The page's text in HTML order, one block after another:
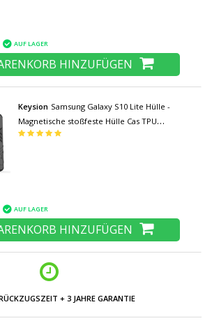
AUF LAGER
HINZUFÜGEN
Keysion Samsung Galaxy S10 Lite Hülle -
Magnetische stoßfeste Hülle Cas TPU
Schwarz + Ständer
AUF LAGER
HINZUFÜGEN